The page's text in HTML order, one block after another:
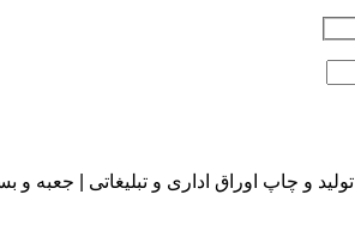
تولید و چاپ اوراق اداری و تبلیغاتی | جعبه و